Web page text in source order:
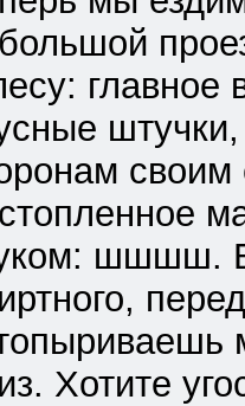
главное
шшшш.
Хотите